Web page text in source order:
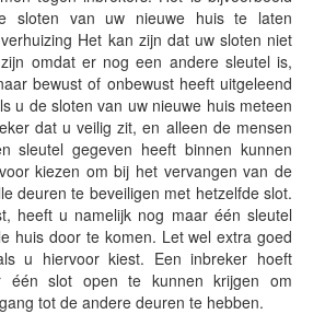
sloten van uw nieuwe huis te laten
Het kan zijn dat uw sloten niet
omdat er nog een andere sleutel is,
bewust of onbewust heeft uitgeleend
u de sloten van uw nieuwe huis meteen
dat u veilig zit, en alleen de mensen
sleutel gegeven heeft binnen kunnen
kiezen om bij het vervangen van de
deuren te beveiligen met hetzelfde slot.
heeft u namelijk nog maar één sleutel
huis door te komen. Let wel extra goed
u hiervoor kiest. Een inbreker hoeft
één slot open te kunnen krijgen om
tot de andere deuren te hebben.